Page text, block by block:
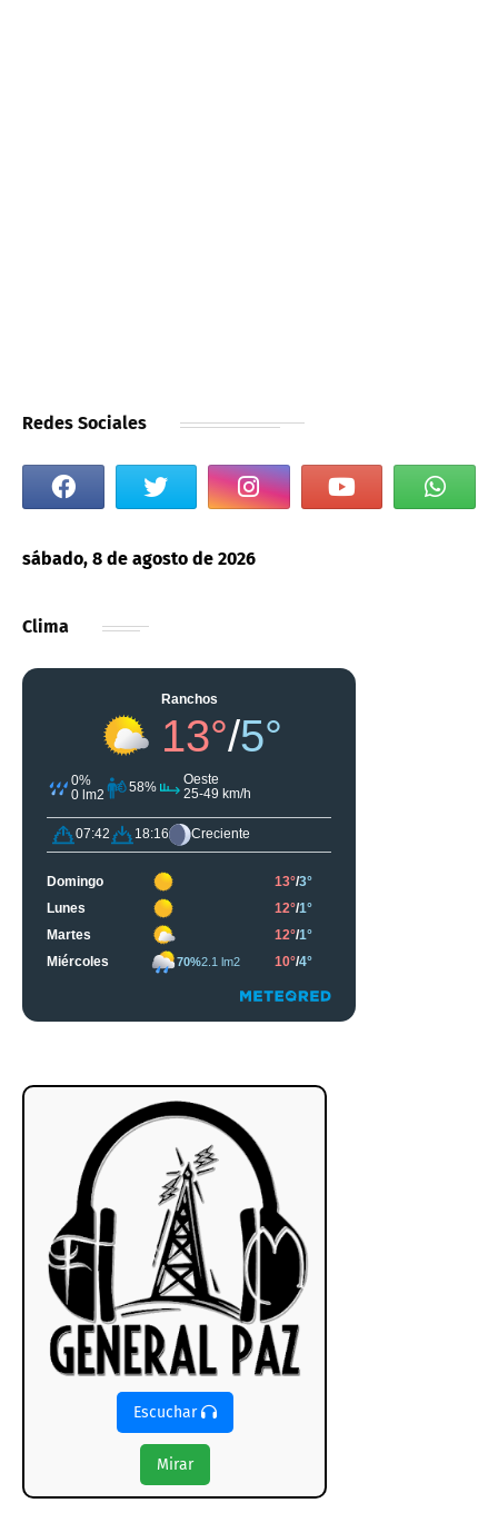
Redes Sociales
sábado, 8 de agosto de 2026
Clima
Escuchar
Mirar